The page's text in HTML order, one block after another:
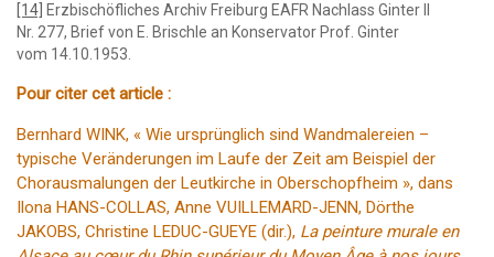
[14] Erzbischöfliches Archiv Freiburg EAFR Nachlass Ginter II
Nr. 277, Brief von E. Brischle an Konservator Prof. Ginter
vom 14.10.1953.
Pour citer cet article :
Bernhard WINK, « Wie ursprünglich sind Wandmalereien –
typische Veränderungen im Laufe der Zeit am Beispiel der
Chorausmalungen der Leutkirche in Oberschopfheim », dans
Ilona HANS-COLLAS, Anne VUILLEMARD-JENN, Dörthe
JAKOBS, Christine LEDUC-GUEYE (dir.), La peinture murale en